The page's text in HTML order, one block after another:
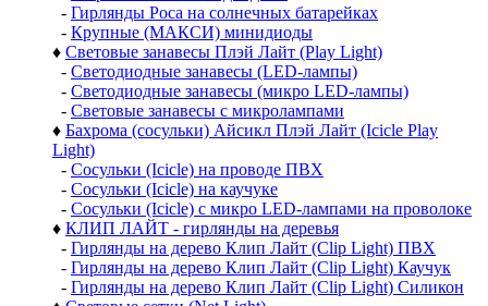
- Гирлянды Роса на солнечных батарейках
- Крупные (МАКСИ) минидиоды
♦ Световые занавесы Плэй Лайт (Play Light)
- Светодиодные занавесы (LED-лампы)
- Светодиодные занавесы (микро LED-лампы)
- Световые занавесы с микролампами
♦ Бахрома (сосульки) Айсикл Плэй Лайт (Icicle Play
Light)
- Сосульки (Icicle) на проводе ПВХ
- Сосульки (Icicle) на каучуке
- Сосульки (Icicle) с микро LED-лампами на проволоке
♦ КЛИП ЛАЙТ - гирлянды на деревья
- Гирлянды на дерево Клип Лайт (Clip Light) ПВХ
- Гирлянды на дерево Клип Лайт (Clip Light) Каучук
- Гирлянды на дерево Клип Лайт (Clip Light) Силикон